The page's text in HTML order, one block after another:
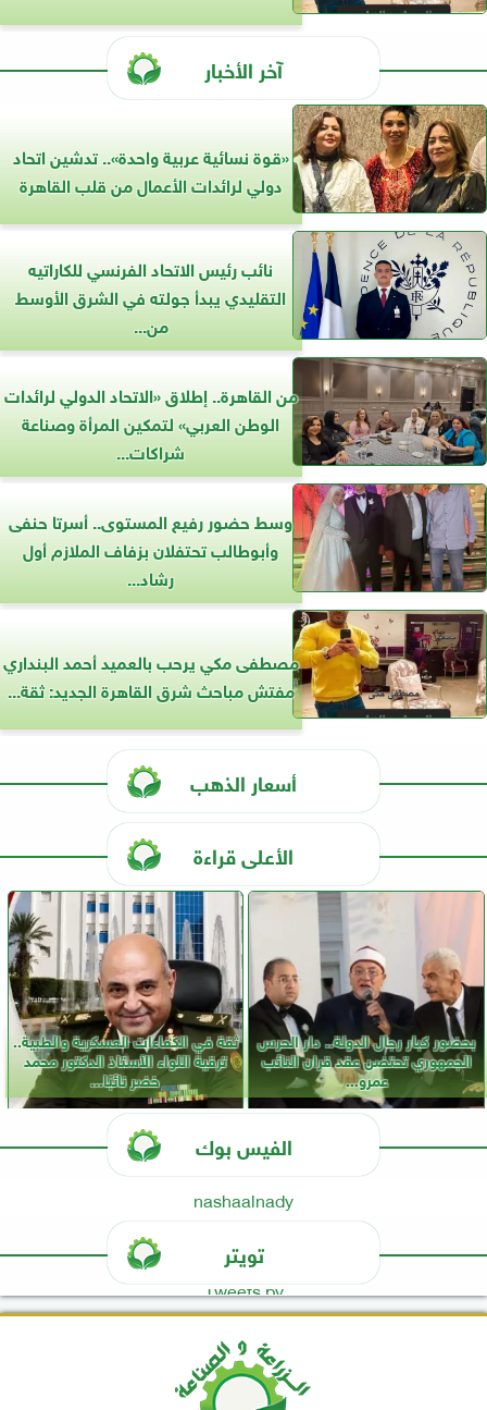
آخر الأخبار
«قوة نسائية عربية واحدة».. تدشين اتحاد
دولي لرائدات الأعمال من قلب القاهرة
نائب رئيس الاتحاد الفرنسي للكاراتيه
التقليدي يبدأ جولته في الشرق الأوسط
من...
من القاهرة.. إطلاق «الاتحاد الدولي لرائدات
الوطن العربي» لتمكين المرأة وصناعة
شراكات...
وسط حضور رفيع المستوى.. أسرتا حنفى
وأبوطالب تحتفلان بزفاف الملازم أول
رشاد...
مصطفى مكي يرحب بالعميد أحمد البنداري
مفتش مباحث شرق القاهرة الجديد: ثقة...
أسعار الذهب
الأعلى قراءة
بحضور كبار رجال الدولة.. دار الحرس
الجمهوري تحتضن عقد قران النائب
عمرو...
ثقة في الكفاءات العسكرية والطبية..
ترقية اللواء الأستاذ الدكتور محمد
خضر نائبًا...
الفيس بوك
nashaalnady
تويتر
Tweets by